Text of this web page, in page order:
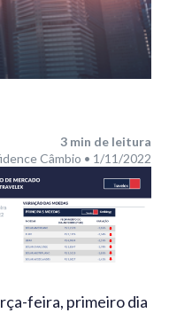
3 min de leitura
Câmbio • 1/11/2022
feira, primeiro dia